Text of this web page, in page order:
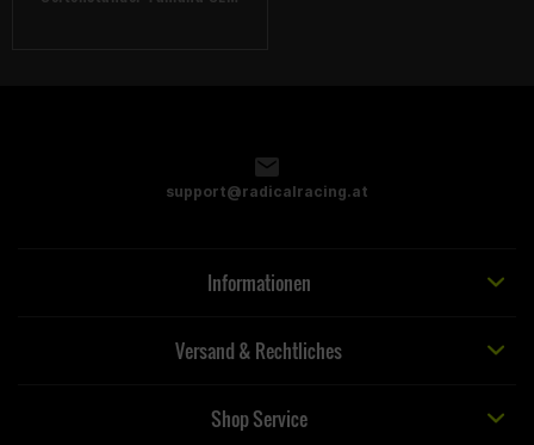
support@radicalracing.at
Informationen
Versand & Rechtliches
Shop Service